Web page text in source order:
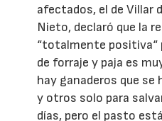
afectados, el de Villar
Nieto, declaró que la
“totalmente positiva“
de forraje y paja es
hay ganaderos que se
y otros solo para
días, pero el pasto